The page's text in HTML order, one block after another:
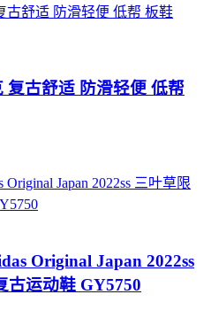
复古舒适 防滑轻便 低帮
Original Japan 2022ss
古运动鞋 GY5750